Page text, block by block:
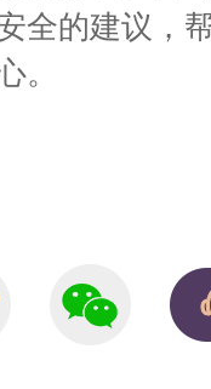
全的建议，
。